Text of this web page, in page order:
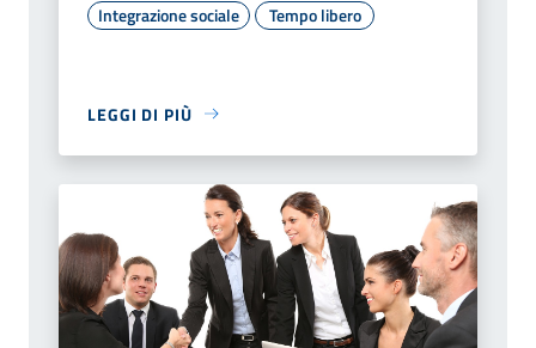
Integrazione sociale
Tempo libero
LEGGI DI PIÙ